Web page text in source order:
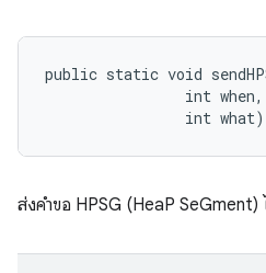
public static void
                int when,
                int what)
ส่งคำขอ HPSG (HeaP SeGment)